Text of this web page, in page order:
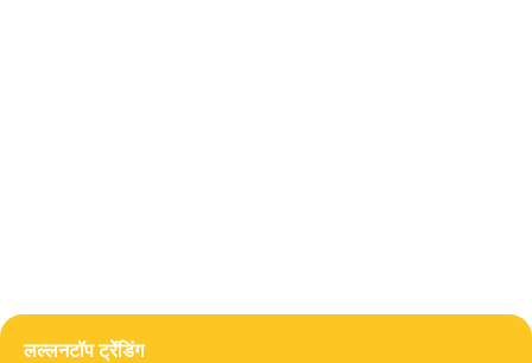
लल्लनटॉप ट्रेंडिंग